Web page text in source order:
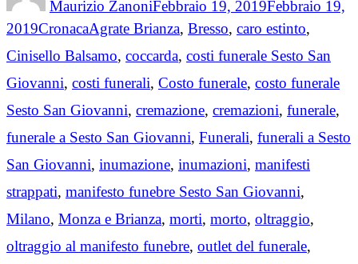
Maurizio ZanoniFebbraio 19, 2019Febbraio 19,
2019Categories
CronacaTags
Agrate Brianza, Bresso, caro estinto,
Cinisello Balsamo, coccarda, costi funerale Sesto San
Giovanni, costi funerali, Costo funerale, costo funerale
Sesto San Giovanni, cremazione, cremazioni, funerale,
funerale a Sesto San Giovanni, Funerali, funerali a Sesto
San Giovanni, inumazione, inumazioni, manifesti
strappati, manifesto funebre Sesto San Giovanni,
Milano, Monza e Brianza, morti, morto, oltraggio,
oltraggio al manifesto funebre, outlet del funerale,